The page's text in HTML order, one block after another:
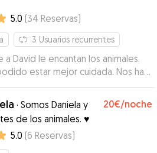
5.0 (34 Reservas)
3 Usuarios recurrentes
a David le encantan los animales.
estar mejor cuidada. Nos ha
fotos y vídeos y
cómo estaba la perrita por
volvemos a precisar de alguien
ella, sin duda contaremos con él!
· Somos Daniela y
de los animales. ♥️
20€/noche
5.0 (6 Reservas)